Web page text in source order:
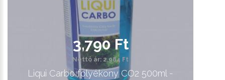
3,790 Ft
Nettó ár: 2,984 Ft
Liqui Carbo folyékony CO2 500ml -